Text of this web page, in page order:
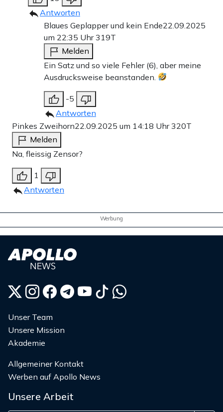
Antworten
Blaues Geplapper und kein Ende22.09.2025
um 22:35 Uhr319T
Melden
Ein Satz und so viele Fehler (6), aber meine
Ausdrucksweise beanstanden.
-5
Antworten
Pinkes Zweihorn22.09.2025 um 14:18 Uhr320T
Melden
Na, fleissig Zensor?
1
Antworten
Werbung
Unser Team
Unsere Mission
Akademie
Allgemeiner Kontakt
Werben auf Apollo News
Unsere Arbeit